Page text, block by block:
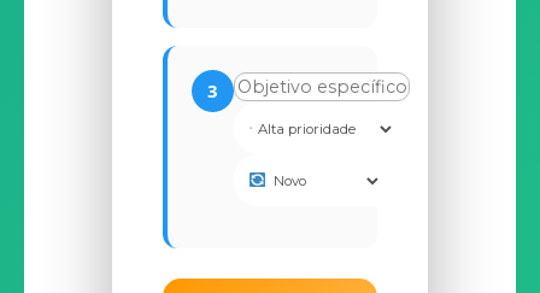
3